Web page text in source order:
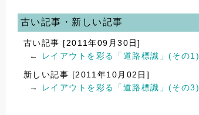
古い記事・新しい記事
古い記事 [2011年09月30日]
←
レイアウトを彩る「道路標識」(その1)
新しい記事 [2011年10月02日]
→
レイアウトを彩る「道路標識」(その3)